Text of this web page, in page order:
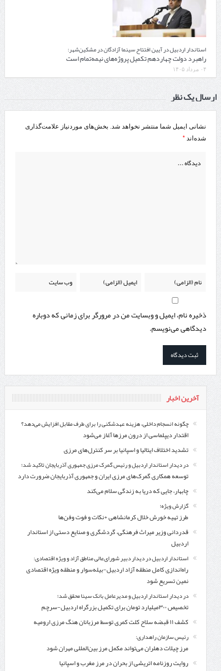
استاندار اردبیل در آیین افتتاح سینما آزادگان در مشکین‌شهر:
راهبرد دولت چهاردهم تکمیل پروژه‌های نیمه‌تمام است
۰۴ مرداد ۱۴۰۵
ارسال یک نظر
نشانی ایمیل شما منتشر نخواهد شد. بخش‌های موردنیاز علامت‌گذاری
شده‌اند *
ذخیره نام، ایمیل و وبسایت من در مرورگر برای زمانی که دوباره
دیدگاهی می‌نویسم.
آخرین اخبار
چگونه انسجام داخلی، هزینه عهدشکنی را برای طرف مقابل افزایش می‌دهد؟
اقتدار دیپلماسی از درون مرزها آغاز می‌شود
تشدید اختلاف ایتالیا و اسپانیا بر سر کنترل‌های مرزی
در دیدار استاندار اردبیل و رئیس گمرک مرزی جمهوری آذربایجان تاکید شد؛
توسعه همکاری گمرک‌های مرزی ایران و جمهوری آذربایجان ضرورت دارد
چابهار، جایی که دریا به زندگی سلام می‌کند
گزارش ویژه؛
طرز تهیه خورش خلال کرمانشاهی +نکات و فوت وفن‌ها
قدردانی وزیر میراث فرهنگی، گردشگری و صنایع دستی از استاندار
اردبیل
استاندار اردبیل در دیدار دبیر شورای‌عالی مناطق آزاد و ویژه اقتصادی:
راه‌اندازی کامل منطقه آزاد اردبیل-بیله‌سوار و منطقه ویژه اقتصادی
نمین تسریع شود
در دیدار استاندار اردبیل و مدیرعامل بانک سینا محقق شد؛
تخصیص ۳۰۰میلیارد تومان برای تکمیل بزرگراه اردبیل-سرچم
کشف ۱۱ قبضه سلاح کلت کمری توسط مرزبانان هنگ مرزی ارومیه
رئیس سازمان راهداری:
مرز چیلات دهلران می‌تواند مکمل مرز بین‌المللی مهران شود
روایت روزنامه اتریشی از بحران در مرز مغرب و اسپانیا